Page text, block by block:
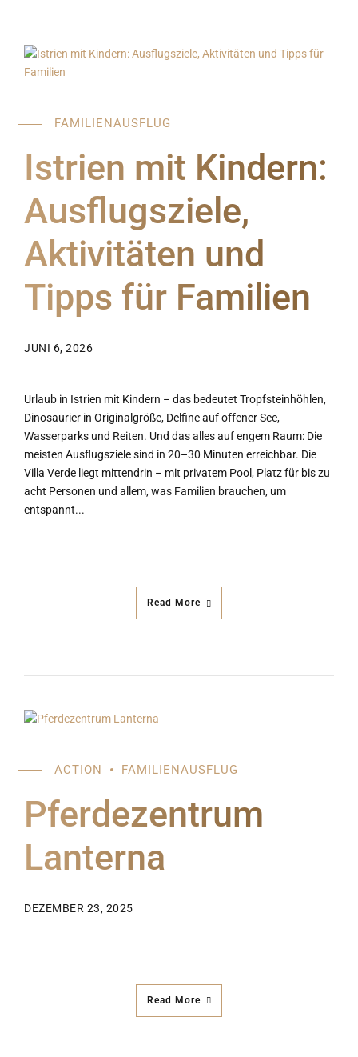
FAMILIENAUSFLUG
Istrien mit Kindern:
Ausflugsziele,
Aktivitäten und
Tipps für Familien
JUNI 6, 2026
Urlaub in Istrien mit Kindern – das bedeutet Tropfsteinhöhlen,
Dinosaurier in Originalgröße, Delfine auf offener See,
Wasserparks und Reiten. Und das alles auf engem Raum: Die
meisten Ausflugsziele sind in 20–30 Minuten erreichbar. Die
Villa Verde liegt mittendrin – mit privatem Pool, Platz für bis zu
acht Personen und allem, was Familien brauchen, um
entspannt...
Read More
ACTION FAMILIENAUSFLUG
Pferdezentrum
Lanterna
DEZEMBER 23, 2025
Read More